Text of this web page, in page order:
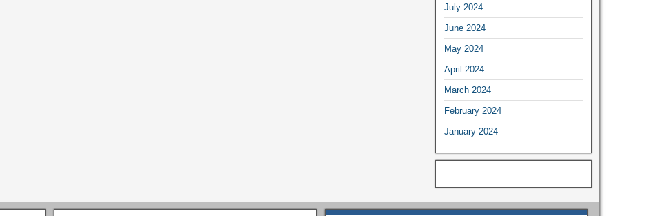
July 2024
June 2024
May 2024
April 2024
March 2024
February 2024
January 2024